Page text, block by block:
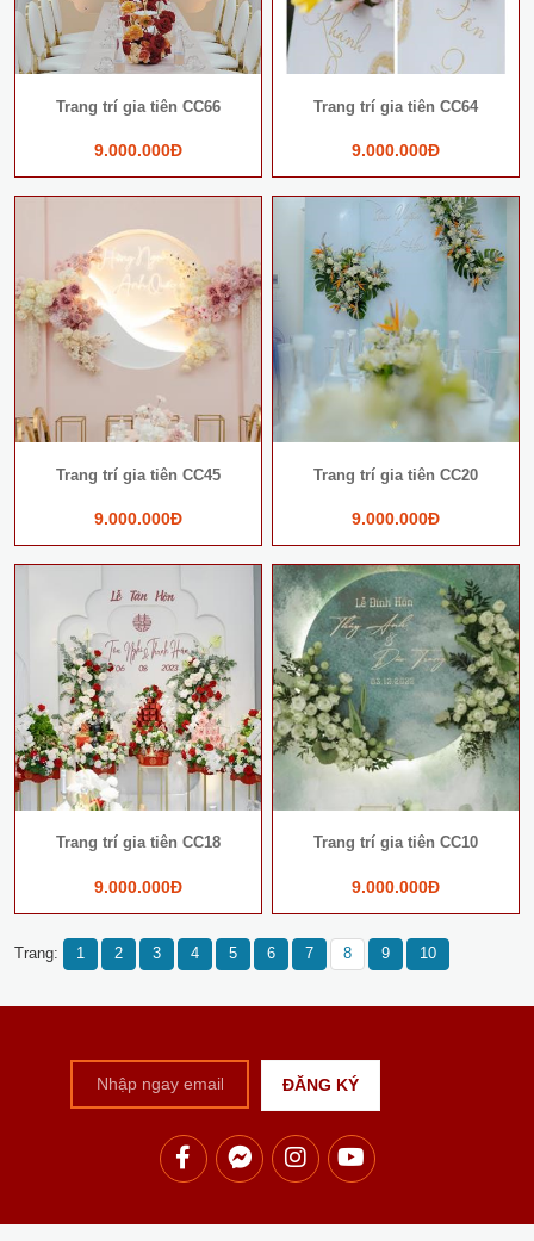
Trang trí gia tiên CC66
9.000.000Đ
Trang trí gia tiên CC64
9.000.000Đ
Trang trí gia tiên CC45
9.000.000Đ
Trang trí gia tiên CC20
9.000.000Đ
Trang trí gia tiên CC18
9.000.000Đ
Trang trí gia tiên CC10
9.000.000Đ
Trang: 1 2 3 4 5 6 7 8 9 10